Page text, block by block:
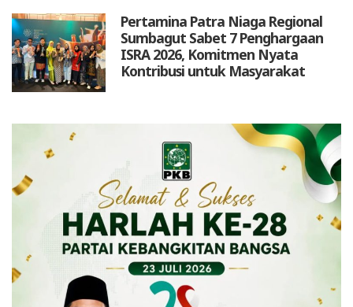
Pertamina Patra Niaga Regional
Sumbagut Sabet 7 Penghargaan
ISRA 2026, Komitmen Nyata
Kontribusi untuk Masyarakat